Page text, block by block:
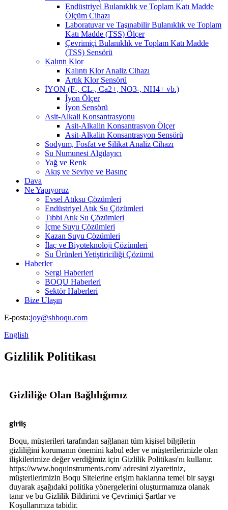
Endüstriyel Bulanıklık ve Toplam Katı Madde
Ölçüm Cihazı
Laboratuvar ve Taşınabilir Bulanıklık ve Toplam
Katı Madde (TSS) Ölçer
Çevrimiçi Bulanıklık ve Toplam Katı Madde
(TSS) Sensörü
Kalıntı Klor
Kalıntı Klor Analiz Cihazı
Artık Klor Sensörü
İYON (F-, CL-, Ca2+, NO3-, NH4+ vb.)
İyon Ölçer
İyon Sensörü
Asit-Alkali Konsantrasyonu
Asit-Alkalin Konsantrasyon Ölçer
Asit-Alkalin Konsantrasyon Sensörü
Sodyum, Fosfat ve Silikat Analiz Cihazı
Su Numunesi Algılayıcı
Yağ ve Renk
Akış ve Seviye ve Basınç
Dava
Ne Yapıyoruz
Evsel Atıksu Çözümleri
Endüstriyel Atık Su Çözümleri
Tıbbi Atık Su Çözümleri
İçme Suyu Çözümleri
Kazan Suyu Çözümleri
İlaç ve Biyoteknoloji Çözümleri
Su Ürünleri Yetiştiriciliği Çözümü
Haberler
Sergi Haberleri
BOQU Haberleri
Sektör Haberleri
Bize Ulaşın
E-posta:joy@shboqu.com
English
Gizlilik Politikası
Gizliliğe Olan Bağlılığımız
giriiş
Boqu, müşterileri tarafından sağlanan tüm kişisel bilgilerin
gizliliğini korumanın önemini kabul eder ve müşterilerimizle olan
ilişkilerimize değer verdiğimiz için Gizlilik Politikası'nı kullanır.
https://www.boquinstruments.com/ adresini ziyaretiniz,
müşterilerimizin Boqu Sitelerine erişim haklarına temel bir saygı
duyarak aşağıdaki politika yönergelerini oluşturmamıza olanak
tanır ve bu Gizlilik Bildirimi ve Çevrimiçi Şartlar ve
Koşullarımıza tabidir.